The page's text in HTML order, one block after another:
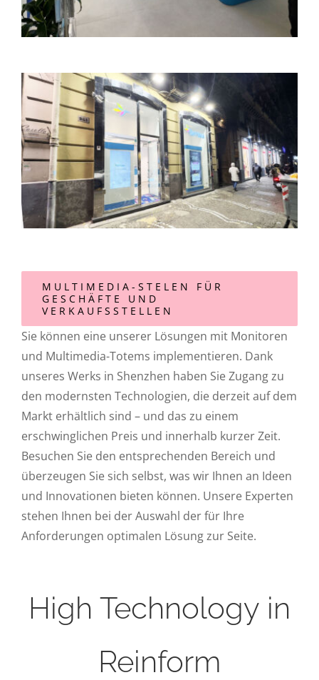
MULTIMEDIA-STELEN FÜR
GESCHÄFTE UND
VERKAUFSSTELLEN
Sie können eine unserer Lösungen mit Monitoren
und Multimedia-Totems implementieren. Dank
unseres Werks in Shenzhen haben Sie Zugang zu
den modernsten Technologien, die derzeit auf dem
Markt erhältlich sind – und das zu einem
erschwinglichen Preis und innerhalb kurzer Zeit.
Besuchen Sie den entsprechenden Bereich und
überzeugen Sie sich selbst, was wir Ihnen an Ideen
und Innovationen bieten können. Unsere Experten
stehen Ihnen bei der Auswahl der für Ihre
Anforderungen optimalen Lösung zur Seite.
High Technology in
Reinform